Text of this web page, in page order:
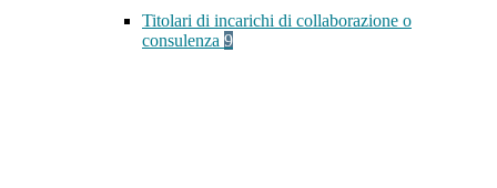
Titolari di incarichi di collaborazione o
consulenza 9